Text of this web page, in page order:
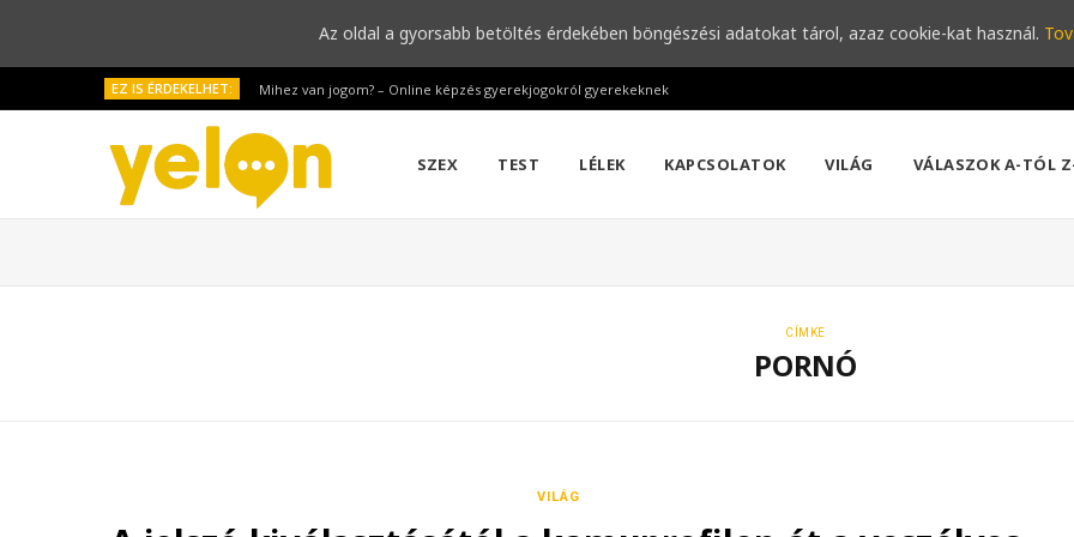
EZ IS ÉRDEKELHET: Mihez van jogom? – Online képzés gyerekjogokról gyerekeknek
SZEX TEST LÉLEK KAPCSOLATOK VILÁG VÁLASZOK A-TÓL
CÍMKE
PORNÓ
VILÁG
Az oldal a gyorsabb betöltés érdekében böngészési adatokat tárol, azaz cookie-kat használ.